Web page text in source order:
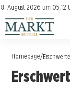
8. August 2026 um 05:12
Kontakt
Impressum
Investition
Homepage/Erschwerte